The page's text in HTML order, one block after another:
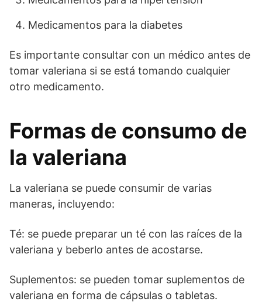
Medicamentos para la diabetes
Es importante consultar con un médico antes de
tomar valeriana si se está tomando cualquier
otro medicamento.
Formas de consumo de
la valeriana
La valeriana se puede consumir de varias
maneras, incluyendo:
Té: se puede preparar un té con las raíces de la
valeriana y beberlo antes de acostarse.
Suplementos: se pueden tomar suplementos de
valeriana en forma de cápsulas o tabletas.